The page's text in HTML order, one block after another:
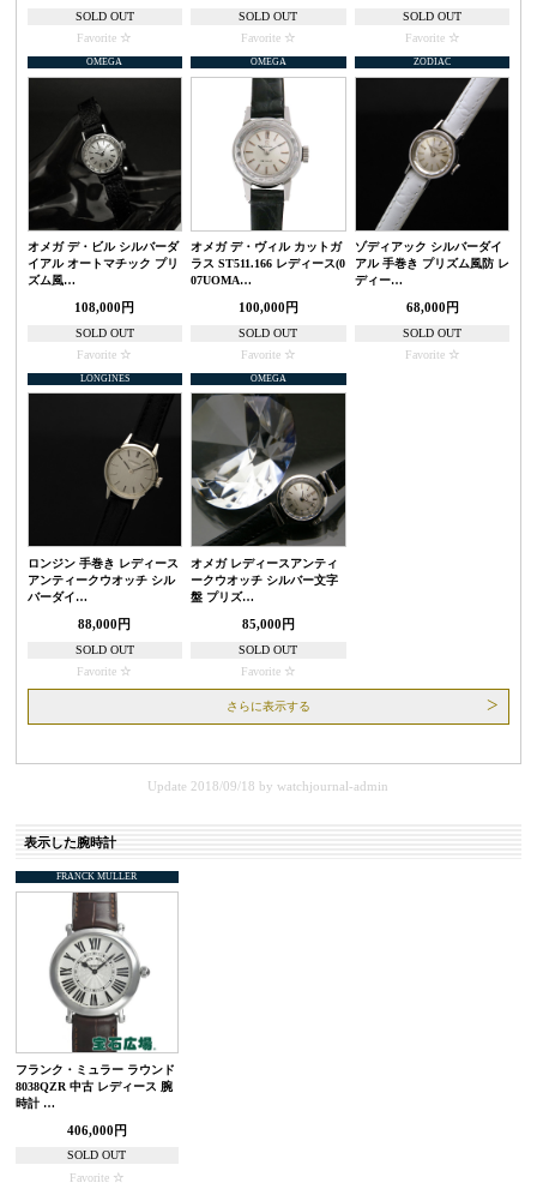
SOLD OUT
Favorite
SOLD OUT
Favorite
SOLD OUT
Favorite
OMEGA
オメガ デ・ビル シルバーダ
イアル オートマチック プリ
ズム風…
108,000円
SOLD OUT
Favorite
OMEGA
オメガ デ・ヴィル カットガ
ラス ST511.166 レディース(0
07UOMA…
100,000円
SOLD OUT
Favorite
ZODIAC
ゾディアック シルバーダイ
アル 手巻き プリズム風防 レ
ディー…
68,000円
SOLD OUT
Favorite
LONGINES
ロンジン 手巻き レディース
アンティークウオッチ シル
バーダイ…
88,000円
SOLD OUT
Favorite
OMEGA
オメガ レディースアンティ
ークウオッチ シルバー文字
盤 プリズ…
85,000円
SOLD OUT
Favorite
さらに表示する
Update 2018/09/18 bywatchjournal-admin
表示した腕時計
FRANCK MULLER
フランク・ミュラー ラウンド
8038QZR 中古 レディース 腕
時計 …
406,000円
SOLD OUT
Favorite